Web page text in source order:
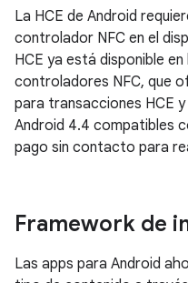
La HCE de Android
controlador NFC en el
HCE ya está disponible
controladores NFC, que
para transacciones HCE
Android 4.4 compatibles
pago sin contacto para
Framework de
Las apps para Android